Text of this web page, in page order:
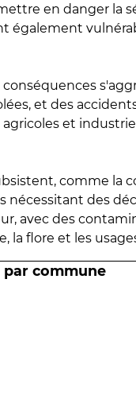
en danger la
également
et des
et
comme la
des
avec des
la flore et les
commune